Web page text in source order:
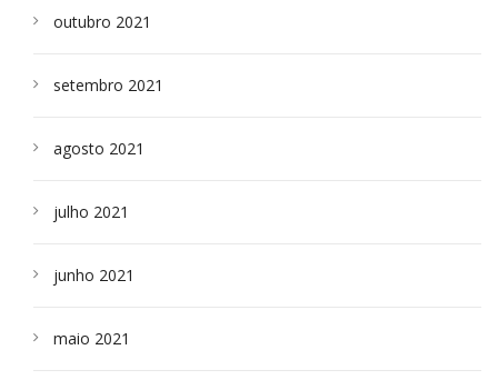
outubro 2021
setembro 2021
agosto 2021
julho 2021
junho 2021
maio 2021